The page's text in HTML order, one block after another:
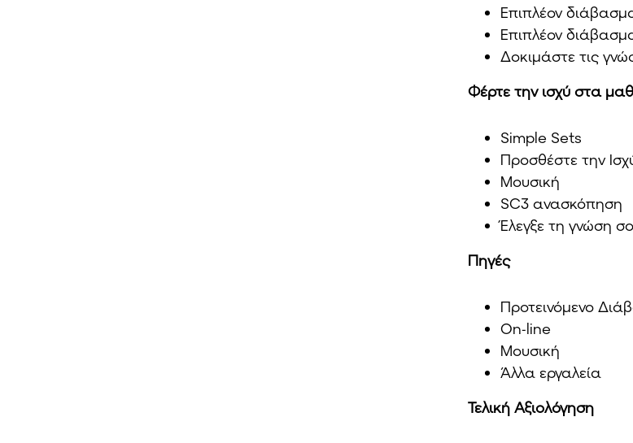
Επιπλέον
Επιπλέον
Δοκιμάστε τις
Φέρτε την ισχύ στα
Simple Sets
Προσθέστε την
Μουσική
SC3 ανασκόπηση
Έλεγξε τη γνώση
Πηγές
Προτεινόμενο
On-line
Μουσική
Άλλα εργαλεία
Τελική Αξιολόγηση